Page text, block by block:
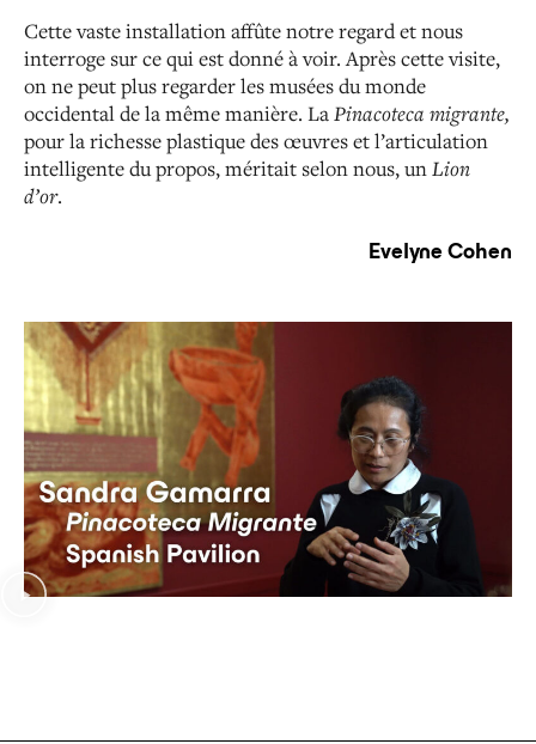
Cette vaste installation affûte notre regard et nous
interroge sur ce qui est donné à voir. Après cette visite,
on ne peut plus regarder les musées du monde
occidental de la même manière. LaPinacoteca migrante,
pour la richesse plastique des œuvres et l’articulation
intelligente du propos, méritait selon nous, unLion
d’or.
Evelyne Cohen